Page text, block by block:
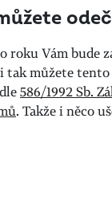
roku Vám bude
tak můžete
586/1992 Sb.
. Takže i něco